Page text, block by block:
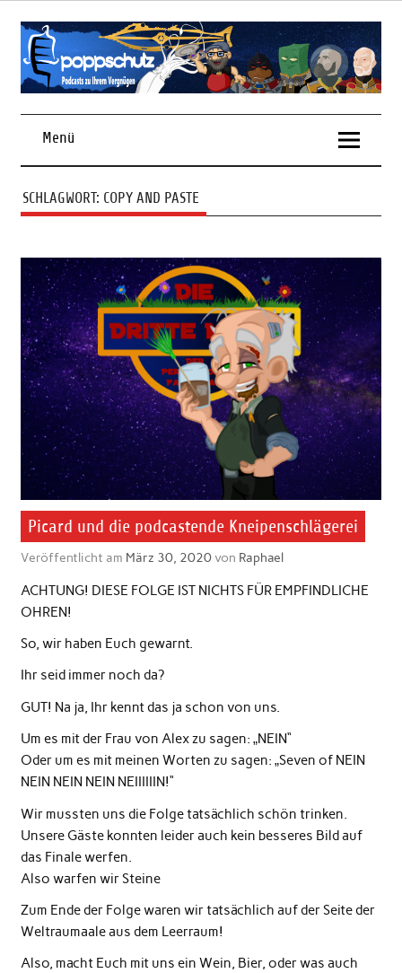
Skip
contentPodcasts zu Ihrem Vergnügen
Menü
SCHLAGWORT: COPY AND PASTE
Picard und die podcastende Kneipenschlägerei
Veröffentlicht am März 30, 2020von Raphael
ACHTUNG! DIESE FOLGE IST NICHTS FÜR EMPFINDLICHE
OHREN!
So, wir haben Euch gewarnt.
Ihr seid immer noch da?
GUT! Na ja, Ihr kennt das ja schon von uns.
Um es mit der Frau von Alex zu sagen: „NEIN“
Oder um es mit meinen Worten zu sagen: „Seven of NEIN
NEIN NEIN NEIN NEIIIIIIN!“
Wir mussten uns die Folge tatsächlich schön trinken.
Unsere Gäste konnten leider auch kein besseres Bild auf
das Finale werfen.
Also warfen wir Steine
Zum Ende der Folge waren wir tatsächlich auf der Seite der
Weltraumaale aus dem Leerraum!
Also, macht Euch mit uns ein Wein, Bier, oder was auch